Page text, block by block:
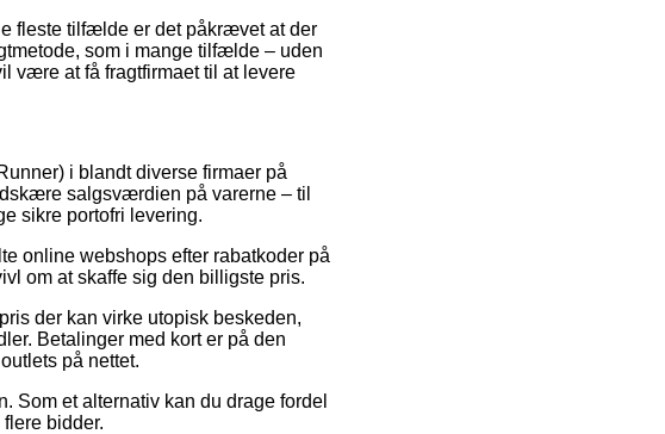
fleste tilfælde er det påkrævet at der
som i mange tilfælde – uden
være at få fragtfirmaet til at levere
i blandt diverse firmaer på
salgsværdien på varerne – til
sikre portofri levering.
online webshops efter rabatkoder på
om at skaffe sig den billigste pris.
der kan virke utopisk beskeden,
Betalinger med kort er på den
på nettet.
Som et alternativ kan du drage fordel
bidder.